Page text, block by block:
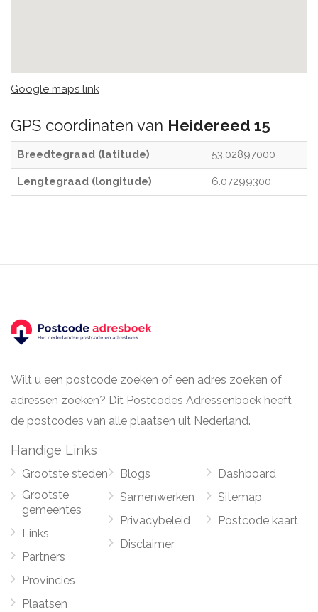
Google maps link
GPS coordinaten van Heidereed 15
Breedtegraad (latitude) 53.02897000
Lengtegraad (longitude) 6.07299300
Wilt u een postcode zoeken of een adres zoeken of
adressen zoeken? Dit Postcodes Adressenboek heeft
de postcodes van alle plaatsen uit Nederland.
Handige Links
Grootste steden
Grootste
gemeentes
Links
Partners
Provincies
Plaatsen
Blogs
Samenwerken
Privacybeleid
Disclaimer
Dashboard
Sitemap
Postcode kaart